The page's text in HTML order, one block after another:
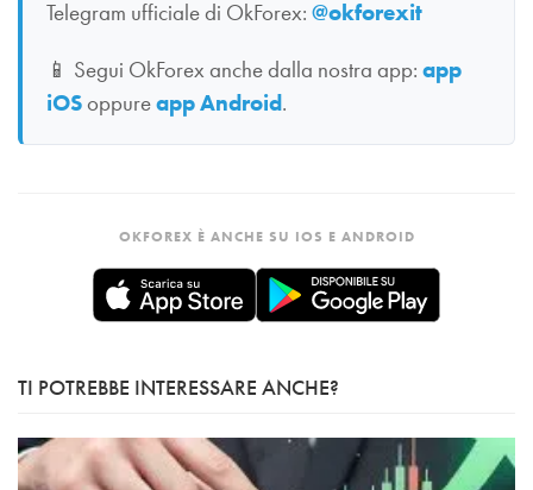
Telegram ufficiale di OkForex: @okforexit
📱 Segui OkForex anche dalla nostra app: app
iOSoppureapp Android.
OKFOREX È ANCHE SU IOS E ANDROID
TI POTREBBE INTERESSARE ANCHE?